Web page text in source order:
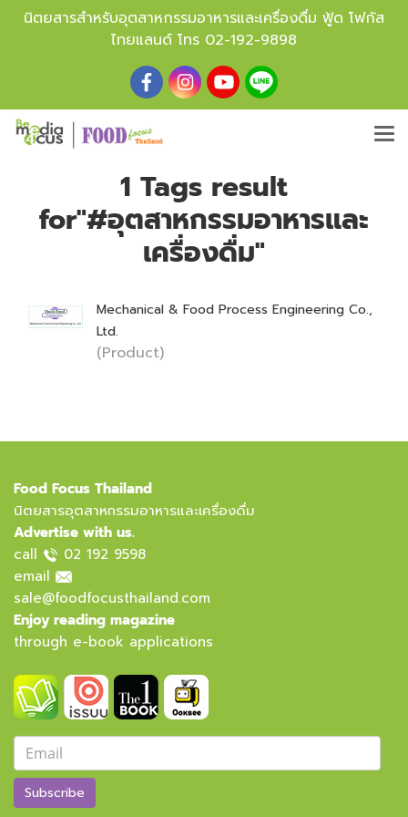
นิตยสารสำหรับอุตสาหกรรมอาหารและเครื่องดื่ม ฟู้ด โฟกัส
ไทยแลนด์ โทร 02-192-9898
1 Tags result
for"#อุตสาหกรรมอาหารและ
เครื่องดื่ม"
Mechanical & Food Process Engineering Co.,
Ltd.
(Product)
Food Focus Thailand
นิตยสารอุตสาหกรรมอาหารและเครื่องดื่ม
Advertise with us.
call
02 192 9598
email
sale@foodfocusthailand.com
Enjoy reading magazine
through e-book applications
Subscribe